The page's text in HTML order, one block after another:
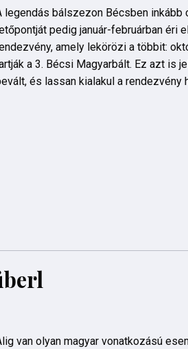
legendás bálszezon Bécsben inkább
pedig január-februárban éri
amely lekörözi a többit:
a 3. Bécsi Magyarbált. Ez azt is
és lassan kialakul a rendezvény
van olyan magyar vonatkozású